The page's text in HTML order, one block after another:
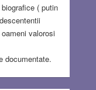
( putin
valorosi
documentate.